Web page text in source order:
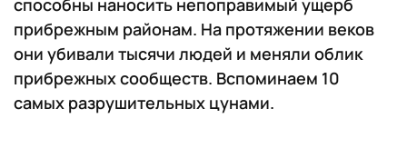
прибрежным районам. На протяжении веков
они убивали тысячи людей и меняли облик
прибрежных сообществ. Вспоминаем 10
самых разрушительных цунами.